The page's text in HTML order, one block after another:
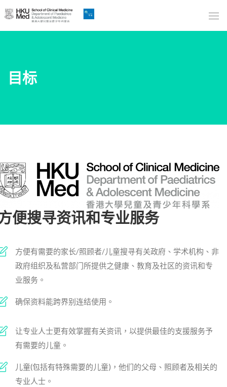
Skip
to
目标
便搜寻资讯和专业服务
方便有需要的家长/照顾者/儿童搜寻有关政府、学术机构、非
政府组织及私营部门所提供之健康、教育及社区的资讯和专
业服务。
确保资料能跨界别连结使用。
让专业人士更有效掌握有关资讯，以提供最佳的支援服务予
有需要的儿童。
儿童(包括有特殊需要的儿童)，他们的父母、照顾者及相关的
专业人士。